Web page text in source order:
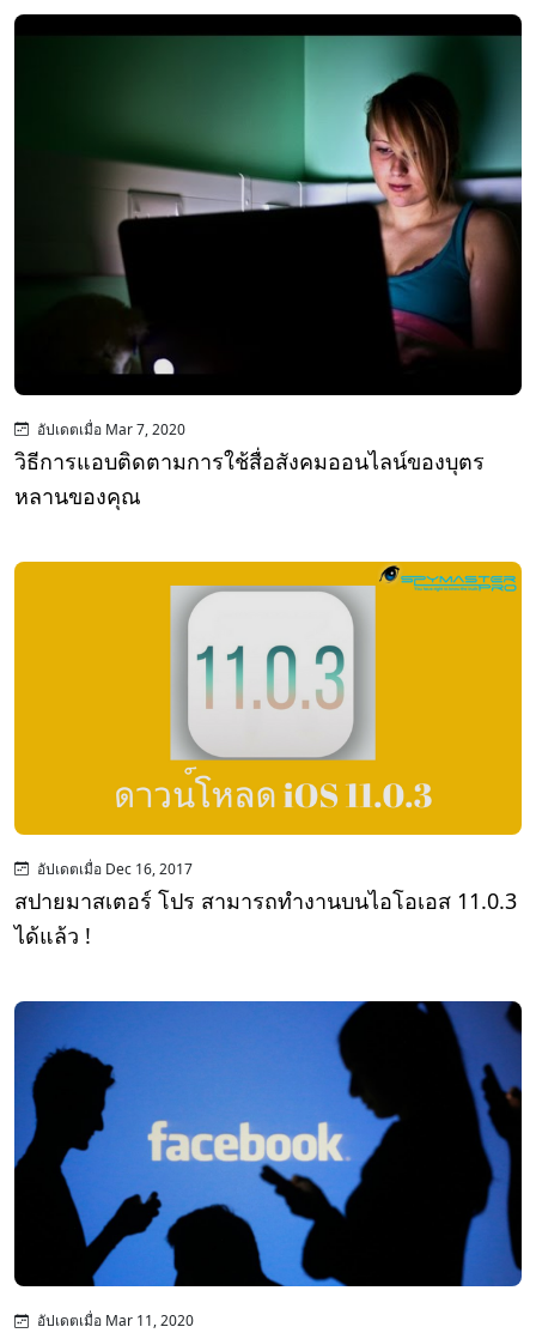
อัปเดตเมื่อ Mar 7, 2020
วิธีการแอบติดตามการใช้สื่อสังคมออนไลน์ของบุตร
หลานของคุณ
อัปเดตเมื่อ Dec 16, 2017
สปายมาสเตอร์ โปร สามารถทำงานบนไอโอเอส 11.0.3
ได้แล้ว !
อัปเดตเมื่อ Mar 11, 2020